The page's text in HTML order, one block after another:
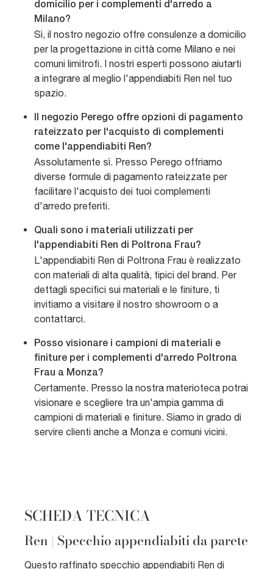
domicilio per i complementi d'arredo a
Milano?
Sì, il nostro negozio offre consulenze a domicilio
per la progettazione in città come Milano e nei
comuni limitrofi. I nostri esperti possono aiutarti
a integrare al meglio l'appendiabiti Ren nel tuo
spazio.
Il negozio Perego offre opzioni di pagamento
rateizzato per l'acquisto di complementi
come l'appendiabiti Ren?
Assolutamente sì. Presso Perego offriamo
diverse formule di pagamento rateizzate per
facilitare l'acquisto dei tuoi complementi
d'arredo preferiti.
Quali sono i materiali utilizzati per
l'appendiabiti Ren di Poltrona Frau?
L'appendiabiti Ren di Poltrona Frau è realizzato
con materiali di alta qualità, tipici del brand. Per
dettagli specifici sui materiali e le finiture, ti
invitiamo a visitare il nostro showroom o a
contattarci.
Posso visionare i campioni di materiali e
finiture per i complementi d'arredo Poltrona
Frau a Monza?
Certamente. Presso la nostra materioteca potrai
visionare e scegliere tra un'ampia gamma di
campioni di materiali e finiture. Siamo in grado di
servire clienti anche a Monza e comuni vicini.
SCHEDA TECNICA
Ren | Specchio appendiabiti da parete
Questo raffinato specchio appendiabiti Ren di